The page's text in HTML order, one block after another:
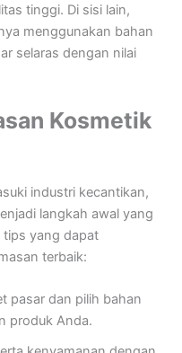
tinggi. Di sisi lain,
menggunakan bahan
selaras dengan nilai
Kosmetik
industri kecantikan,
langkah awal yang
tips yang dapat
terbaik:
pasar dan pilih bahan
produk Anda.